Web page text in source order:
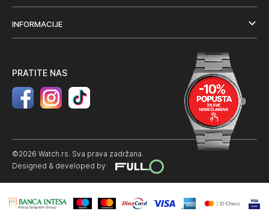
INFORMACIJE
PRATITE NAS
©2026 Watch.rs. Sva prava zadržana.
Designed & developed by: